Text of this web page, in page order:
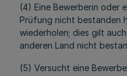
(4) Eine Bewerberin oder
Prüfung nicht bestanden
wiederholen; dies gilt
anderen Land nicht
(5) Versucht eine